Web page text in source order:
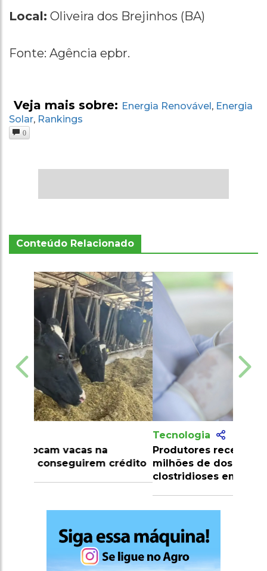
Local: Oliveira dos Brejinhos (BA)
Fonte: Agência epbr.
Veja mais sobre: Energia Renovável, Energia
Solar, Rankings
0
Conteúdo Relacionado
Produtores recebem mais de 10
milhões de doses de vacinas contra